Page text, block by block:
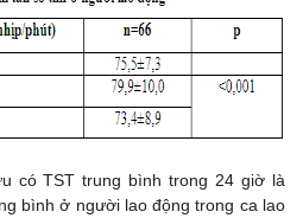
có TST trung bình trong 24 giờ là
bình ở người lao động trong ca lao